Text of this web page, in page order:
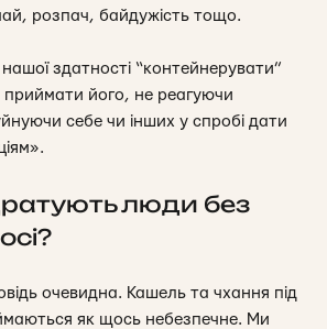
розпач, байдужість тощо.
нашої здатності “контейнерувати”
приймати його, не реагуючи
себе чи інших у спробі дати
люди без
очевидна. Кашель та чхання під
як щось небезпечне. Ми